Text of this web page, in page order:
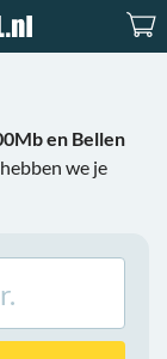
en Bellen
we je